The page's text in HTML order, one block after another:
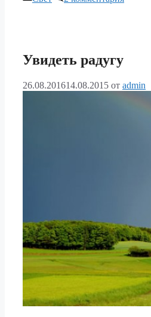
Увидеть радугу
26.08.201614.08.2015 от admin